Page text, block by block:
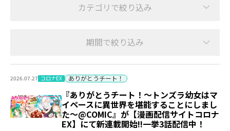
カテゴリで絞り込み
期間で絞り込み
2026.07.27 コロナEX ありがとうチート！
『ありがとうチート！～トンズラ幼女はマ
イペースに異世界を堪能することにしまし
た～@COMIC』が【漫画配信サイトコロナ
EX】にて新連載開始!!一挙3話配信中！